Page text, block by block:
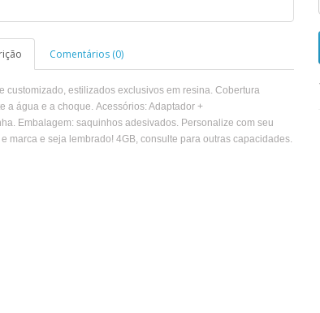
Comentários (0)
customizado, estilizados exclusivos em resina. Cobertura
a água e a choque. Acessórios: Adaptador +
Embalagem: saquinhos adesivados. Personalize com seu
marca e seja lembrado! 4GB, consulte para outras capacidades.